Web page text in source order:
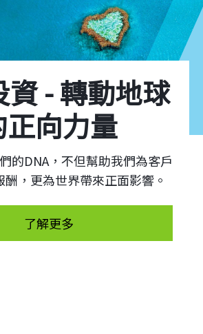
的DNA，不但幫助我們為客戶
，更為世界帶來正面影響。